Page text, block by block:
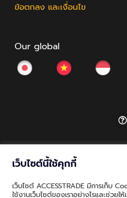
ข้อตกลง และเงื่อนไข
Our global
Thailand.a | All
เว็บไซต์นี้ใช้คุกกี้
เว็บไซต์ ACCESSTRADE มีการเก็บ
ใช้งานเว็บไซต์ของเราอย่างไรและช่วยใ